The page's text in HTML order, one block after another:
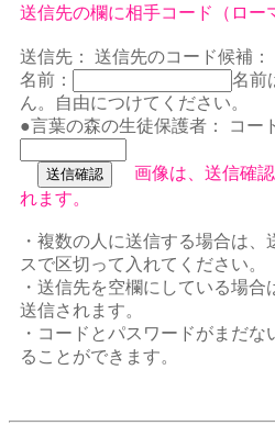
送信先の欄に相手コード（ロー
送信先： 送信先のコード候補：
名前：
名前
ん。自由につけてください。
●言葉の森の生徒保護者：
コー
画像は、送信確
れます。
・複数の人に送信する場合は
スで区切って入れてください。
・送信先を空欄にしている場
送信されます。
・コードとパスワードがまだな
ることができます。